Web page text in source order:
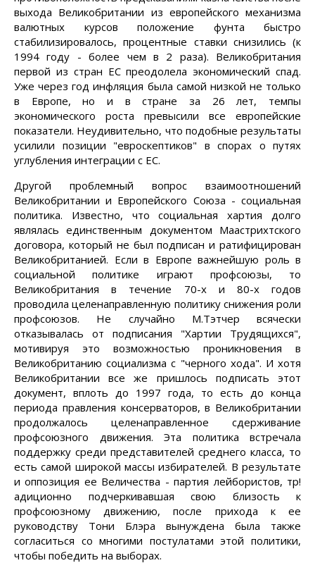
выхода Великобритании из европейского механизма
валютных курсов положение фунта быстро
стабилизировалось, процентные ставки снизились (к
1994 году - более чем в 2 раза). Великобритания
первой из стран ЕС преодолела экономический спад.
Уже через год инфляция была самой низкой не только
в Европе, но и в стране за 26 лет, темпы
экономического роста превысили все европейские
показатели. Неудивительно, что подобные результаты
усилили позиции "евроскептиков" в спорах о путях
углубления интеграции с ЕС.
Другой проблемный вопрос взаимоотношений
Великобритании и Европейского Союза - социальная
политика. Известно, что социальная хартия долго
являлась единственным документом Маастрихтского
договора, который не был подписан и ратифицирован
Великобританией. Если в Европе важнейшую роль в
социальной политике играют профсоюзы, то
Великобритания в течение 70-х и 80-х годов
проводила целенаправленную политику снижения роли
профсоюзов. Не случайно М.Тэтчер всячески
отказывалась от подписания "Хартии Трудящихся",
мотивируя это возможностью проникновения в
Великобританию социализма с "черного хода". И хотя
Великобритании все же пришлось подписать этот
документ, вплоть до 1997 года, то есть до конца
периода правления консерваторов, в Великобритании
продолжалось целенаправленное сдерживание
профсоюзного движения. Эта политика встречала
поддержку среди представителей среднего класса, то
есть самой широкой массы избирателей. В результате
и оппозиция ее Величества - партия лейбористов, тр!
адиционно подчеркивавшая свою близость к
профсоюзному движению, после прихода к ее
руководству Тони Блэра вынуждена была также
согласиться со многими постулатами этой политики,
чтобы победить на выборах.